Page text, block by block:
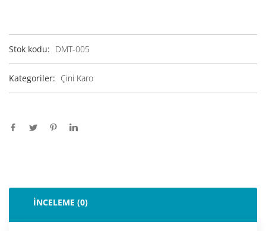
Stok kodu: DMT-005
Kategoriler: Çini Karo
İNCELEME (0)